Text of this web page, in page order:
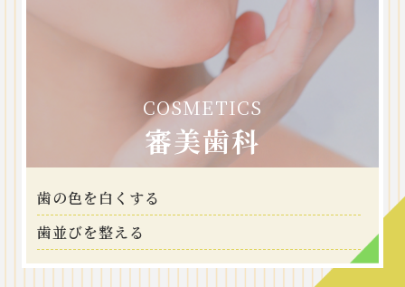
COSMETICS
審美歯科
歯の色を白くする
歯並びを整える